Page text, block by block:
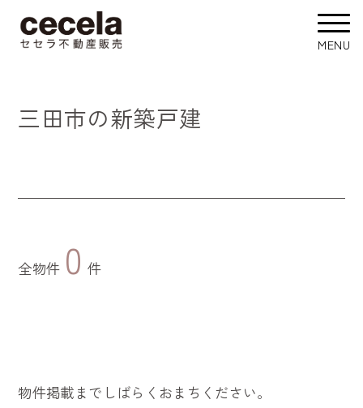
三田市の新築戸建
全物件 0 件
物件掲載までしばらくおまちください。